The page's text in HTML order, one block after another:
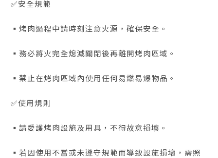
✅安全規範
▪️烤肉過程中請時刻注意火源，確保安全。
▪️務必將火完全熄滅關閉後再離開烤肉區域。
▪️禁止在烤肉區域內使用任何易燃易爆物品。
✅使用規則
▪️請愛護烤肉設施及用具，不得故意損壞。
▪️若因使用不當或未遵守規範而導致設施損壞，需照